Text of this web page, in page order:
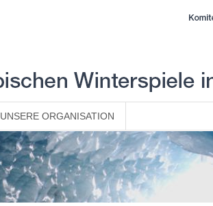
UNSERE ORGANISATION